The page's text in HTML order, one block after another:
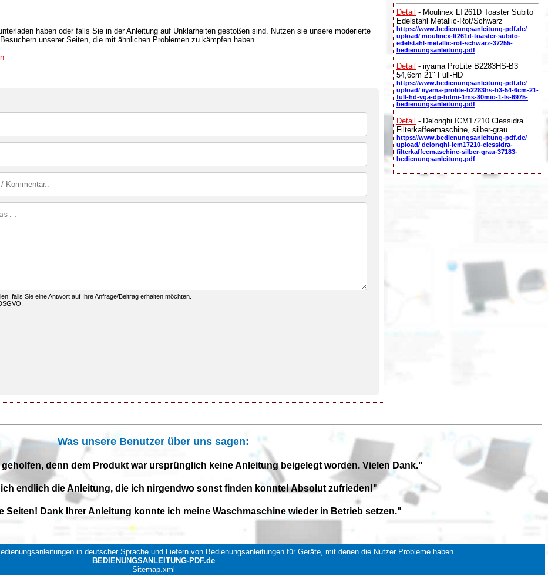
haben oder falls Sie in der Anleitung auf Unklarheiten gestoßen sind. Nutzen sie unsere moderierte
unserer Seiten, die mit ähnlichen Problemen zu kämpfen haben.
falls Sie eine Antwort auf Ihre Anfrage/Beitrag erhalten möchten.
Detail - Moulinex LT261D Toaster Subito
Edelstahl Metallic-Rot/Schwarz
https://www.bedienungsanleitung-pdf.de/
upload/ moulinex-lt261d-toaster-subito-
edelstahl-metallic-rot-schwarz-37255-
bedienungsanleitung.pdf
Detail - iiyama ProLite B2283HS-B3
54,6cm 21" Full-HD
https://www.bedienungsanleitung-pdf.de/
upload/ iiyama-prolite-b2283hs-b3-54-6cm-21-
full-hd-vga-dp-hdmi-1ms-80mio-1-ls-6975-
bedienungsanleitung.pdf
Detail - Delonghi ICM17210 Clessidra
Filterkaffeemaschine, silber-grau
https://www.bedienungsanleitung-pdf.de/
upload/ delonghi-icm17210-clessidra-
filterkaffeemaschine-silber-grau-37183-
bedienungsanleitung.pdf
Was unsere Benutzer über uns sagen:
denn dem Produkt war ursprünglich keine Anleitung beigelegt worden. Vielen Dank."
endlich die Anleitung, die ich nirgendwo sonst finden konnte! Absolut zufrieden!"
Seiten! Dank Ihrer Anleitung konnte ich meine Waschmaschine wieder in Betrieb setzen."
in deutscher Sprache und Liefern von Bedienungsanleitungen für Geräte, mit denen die Nutzer Probleme haben.
BEDIENUNGSANLEITUNG-PDF.de
Sitemap.xml